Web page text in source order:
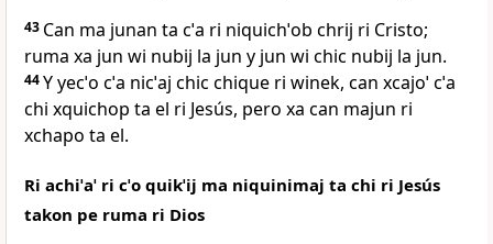
43 Can ma junan ta cˈa ri niquichˈob chrij ri Cristo;
ruma xa jun wi nubij la jun y jun wi chic nubij la jun.
44Y yecˈo cˈa nicˈaj chic chique ri winek, can xcajoˈ cˈa
chi xquichop ta el ri Jesús, pero xa can majun ri
xchapo ta el.
Ri achiˈaˈ ri cˈo quikˈij ma niquinimaj ta chi ri Jesús
takon pe ruma ri Dios